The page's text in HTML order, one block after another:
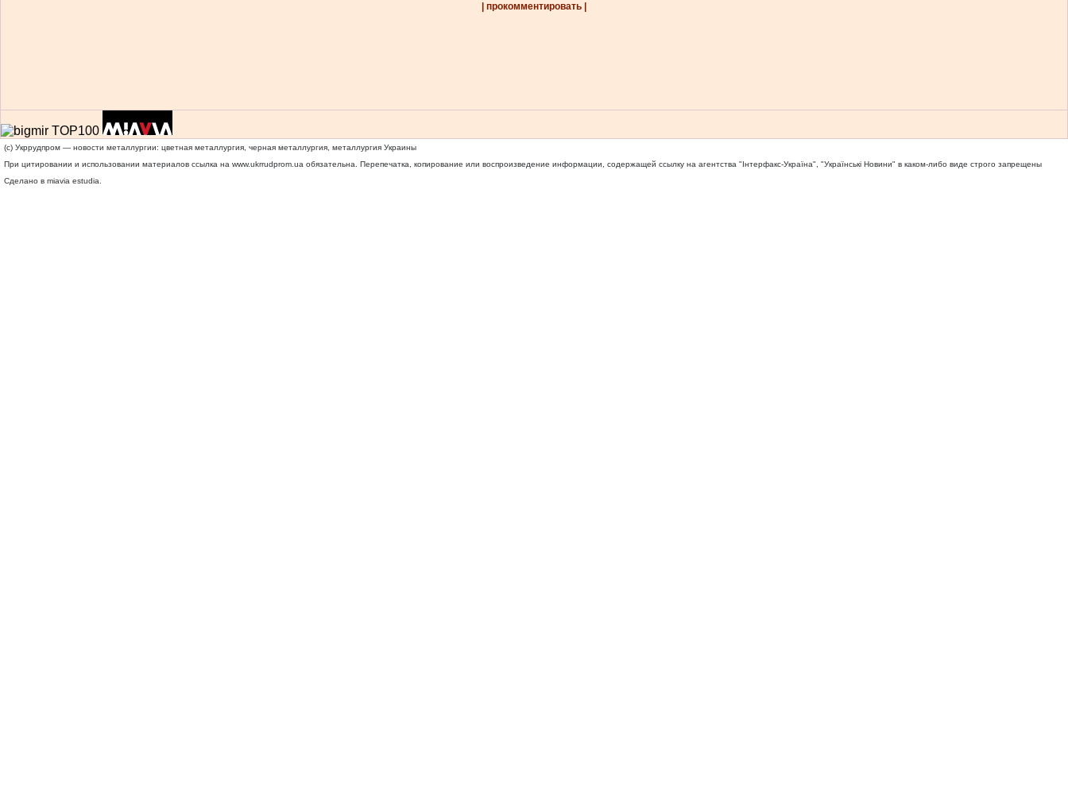
| прокомментировать |
(c) Укррудпром — новости металлургии: цветная металлургия, черная металлургия, металлургия Украины
При цитировании и использовании материалов ссылка на www.ukrrudprom.ua обязательна. Перепечатка, копирование или воспроизведение информации, содержащей ссылку на агентства "Iнтерфакс-Україна", "Українськi Новини" в каком-либо виде строго запрещены
Сделано в miavia estudia.